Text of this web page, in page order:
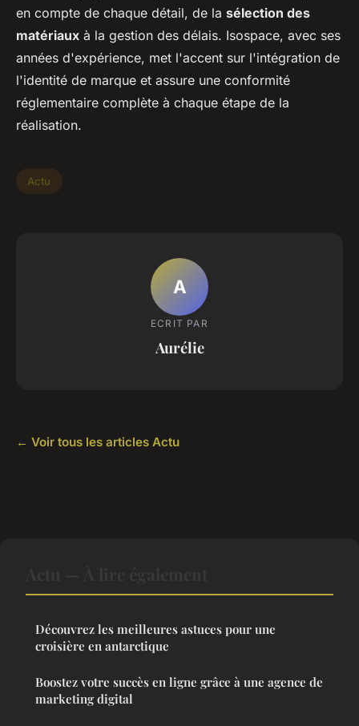
en compte de chaque détail, de la sélection des
matériaux à la gestion des délais. Isospace, avec ses
années d'expérience, met l'accent sur l'intégration de
l'identité de marque et assure une conformité
réglementaire complète à chaque étape de la
réalisation.
Actu
A
ECRIT PAR
Aurélie
← Voir tous les articles Actu
Découvrez les meilleures astuces pour une
croisière en antarctique
Boostez votre succès en ligne grâce à une agence de
marketing digital